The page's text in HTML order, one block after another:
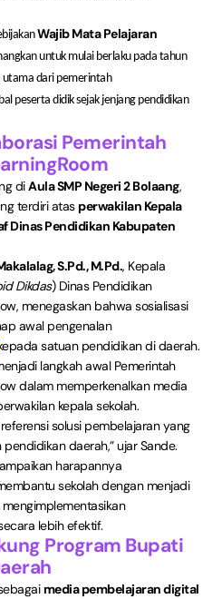
Wajib Mata Pelajaran
untuk mulai berlaku pada tahun
utama dari pemerintah
peserta didik sejak jenjang pendidikan
Pemerintah
diAula SMP Negeri 2 Bolaang,
terdiri atas perwakilan Kepala
Dinas Pendidikan Kabupaten
S.Pd., M.Pd., Kepala
Dikdas) Dinas Pendidikan
menegaskan bahwa sosialisasi
awal pengenalan
satuan pendidikan di daerah.
langkah awal Pemerintah
dalam memperkenalkan media
kepala sekolah.
solusi pembelajaran yang
daerah,” ujar Sande.
harapannya
sekolah dengan menjadi
lebih efektif.
Program Bupati
media pembelajaran digital